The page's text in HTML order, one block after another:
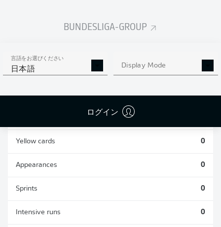
BUNDESLIGA-GROUP
言語をお選びください
日本語 Display Mode
ログイン
統計 シーズン 2026/2027
AERIAL DUELS
WON
Yellow cards 0
Appearances 0
Sprints 0
Intensive runs 0